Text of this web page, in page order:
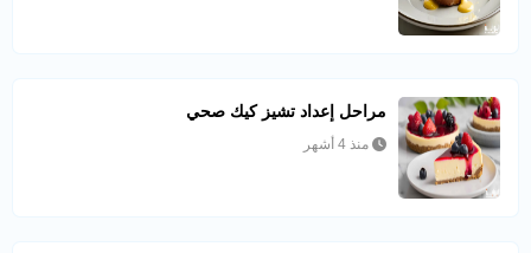
مراحل إعداد تشيز كيك صحي
منذ 4 أشهر